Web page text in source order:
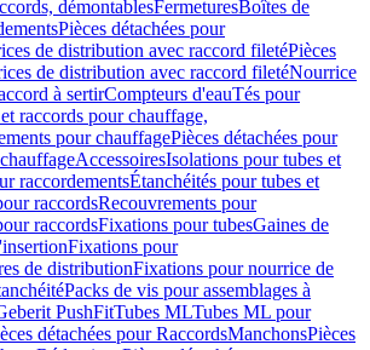
démontablesFermeturesBoîtes de
Pièces détachées pour
de distribution avec raccord filetéPièces
de distribution avec raccord filetéNourrice
à sertirCompteurs d'eauTés pour
raccords pour chauffage,
pour chauffagePièces détachées pour
AccessoiresIsolations pour tubes et
raccordementsÉtanchéités pour tubes et
raccordsRecouvrements pour
raccordsFixations pour tubesGaines de
Fixations pour
de distributionFixations pour nourrice de
Packs de vis pour assemblages à
PushFitTubes MLTubes ML pour
détachées pour RaccordsManchonsPièces